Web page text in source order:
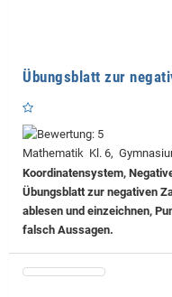
Übungsblatt zur
Mathematik Kl. 6,
Koordinatensystem,
Übungsblatt zur negativen
ablesen und einzeichnen,
falsch Aussagen.